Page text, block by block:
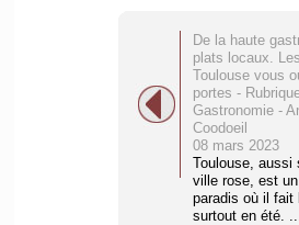
De la haute
plats locaux.
Toulouse vous
portes -
Gastronomie -
Coodoeil
08 mars 2023
Toulouse, aussi
ville rose, est
paradis où il fait
surtout en été.